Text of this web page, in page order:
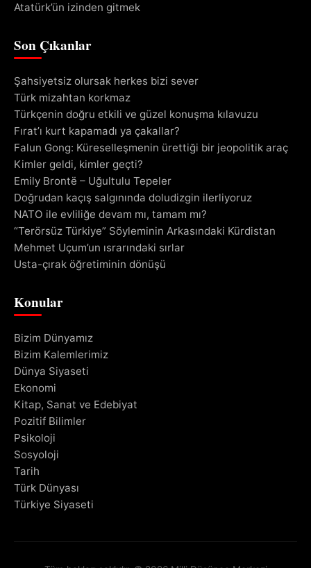
Atatürk’ün izinden gitmek
Son Çıkanlar
Şahsiyetsiz olursak herkes bizi sever
Türk mizahtan korkmaz
Türkçenin doğru etkili ve güzel konuşma kılavuzu
Fırat’ı kurt kapamadı ya çakallar?
Falun Gong: Küreselleşmenin ürettiği bir jeopolitik araç
Kimler geldi, kimler geçti?
Emily Brontë – Uğultulu Tepeler
Doğrudan kaçış salgınında doludizgin ilerliyoruz
NATO ile evliliğe devam mı, tamam mı?
“Terörsüz Türkiye” Söyleminin Arkasındaki Kürdistan
Mehmet Uçum’un ısrarındaki sırlar
Usta-çırak öğretiminin dönüşü
Konular
Bizim Dünyamız
Bizim Kalemlerimiz
Dünya Siyaseti
Ekonomi
Kitap, Sanat ve Edebiyat
Pozitif Bilimler
Psikoloji
Sosyoloji
Tarih
Türk Dünyası
Türkiye Siyaseti